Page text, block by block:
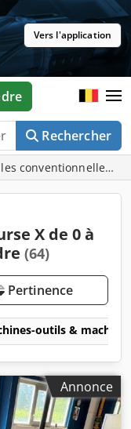
Vers l'application
Rechercher
conventionnelles
X de 0 à
(64)
Pertinence
outils &
Annonce